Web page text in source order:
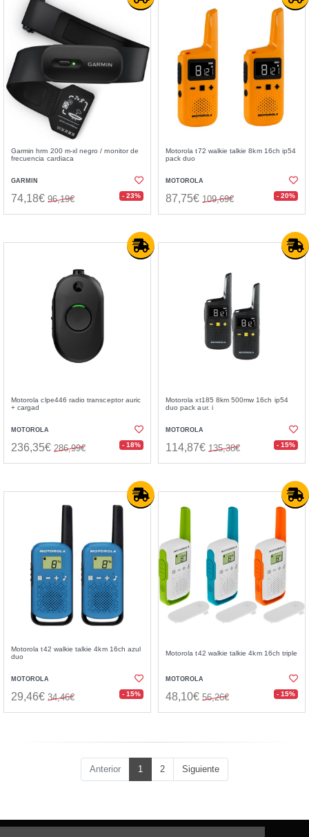
Garmin hrm 200 m-xl negro / monitor de
frecuencia cardiaca
GARMIN
74,18€ 96,19€ - 23%
Motorola t72 walkie talkie 8km 16ch ip54
pack duo
MOTOROLA
87,75€ 109,69€ - 20%
Motorola clpe446 radio transceptor auric
+ cargad
MOTOROLA
236,35€ 286,99€ - 18%
Motorola xt185 8km 500mw 16ch ip54
duo pack aur. i
MOTOROLA
114,87€ 135,38€ - 15%
Motorola t42 walkie talkie 4km 16ch azul
duo
MOTOROLA
29,46€ 34,46€ - 15%
Motorola t42 walkie talkie 4km 16ch triple
MOTOROLA
48,10€ 56,26€ - 15%
Anterior 1 2 Siguiente